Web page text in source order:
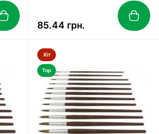
85.44 грн.
Хіт
Top